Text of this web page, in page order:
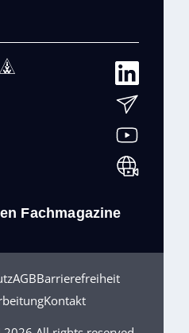
Fachmagazine
AGBBarrierefreiheit
Kontakt